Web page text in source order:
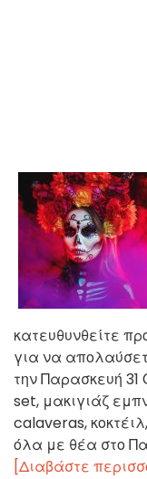
κατευθυνθείτε
για να
την Παρασκευή
set, μακιγιάζ
calaveras,
όλα με θέα στο
[Διαβάστε